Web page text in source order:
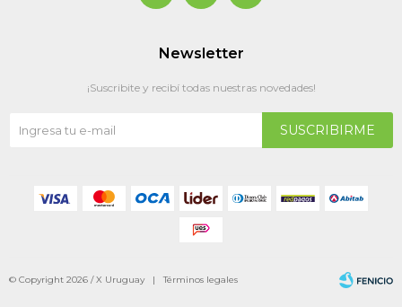
Newsletter
¡Suscribite y recibí todas nuestras novedades!
SUSCRIBIRME
© Copyright 2026 / X Uruguay |Términos legales